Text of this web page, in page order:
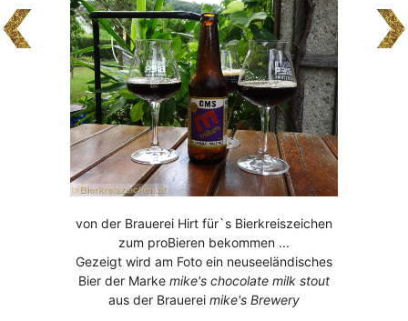
von der Brauerei Hirt für`s Bierkreiszeichen
zum proBieren bekommen ...
Gezeigt wird am Foto ein neuseeländisches
Bier der Marke mike's chocolate milk stout
aus der Brauerei mike's Brewery